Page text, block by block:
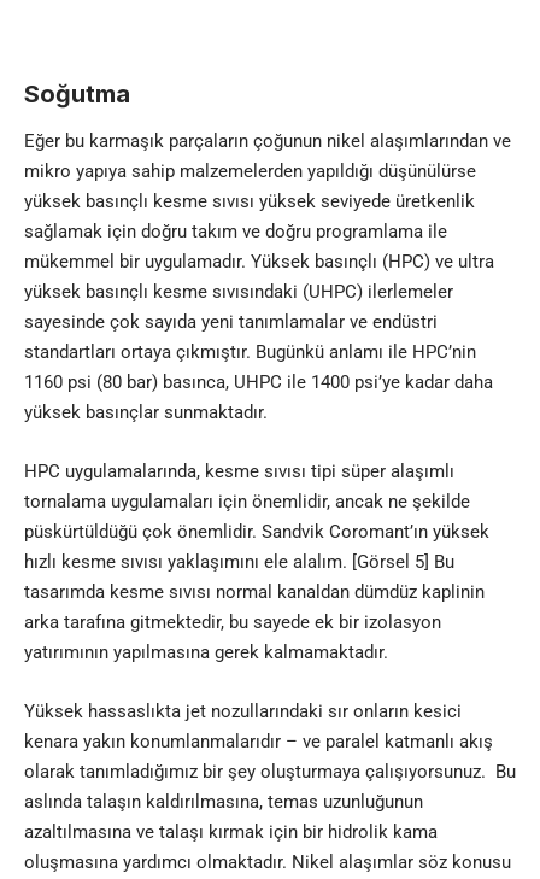
Soğutma
Eğer bu karmaşık parçaların çoğunun nikel alaşımlarından ve
mikro yapıya sahip malzemelerden yapıldığı düşünülürse
yüksek basınçlı kesme sıvısı yüksek seviyede üretkenlik
sağlamak için doğru takım ve doğru programlama ile
mükemmel bir uygulamadır. Yüksek basınçlı (HPC) ve ultra
yüksek basınçlı kesme sıvısındaki (UHPC) ilerlemeler
sayesinde çok sayıda yeni tanımlamalar ve endüstri
standartları ortaya çıkmıştır. Bugünkü anlamı ile HPC’nin
1160 psi (80 bar) basınca, UHPC ile 1400 psi’ye kadar daha
yüksek basınçlar sunmaktadır.
HPC uygulamalarında, kesme sıvısı tipi süper alaşımlı
tornalama uygulamaları için önemlidir, ancak ne şekilde
püskürtüldüğü çok önemlidir. Sandvik Coromant’ın yüksek
hızlı kesme sıvısı yaklaşımını ele alalım. [Görsel 5] Bu
tasarımda kesme sıvısı normal kanaldan dümdüz kaplinin
arka tarafına gitmektedir, bu sayede ek bir izolasyon
yatırımının yapılmasına gerek kalmamaktadır.
Yüksek hassaslıkta jet nozullarındaki sır onların kesici
kenara yakın konumlanmalarıdır – ve paralel katmanlı akış
olarak tanımladığımız bir şey oluşturmaya çalışıyorsunuz. Bu
aslında talaşın kaldırılmasına, temas uzunluğunun
azaltılmasına ve talaşı kırmak için bir hidrolik kama
oluşmasına yardımcı olmaktadır. Nikel alaşımlar söz konusu